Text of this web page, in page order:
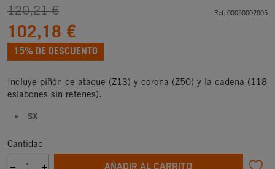
120,21 €
102,18 €
15% DE DESCUENTO
Ref: 00050002005
Incluye piñón de ataque (Z13) y corona (Z50) y la cadena (118
eslabones sin retenes).
SX
Cantidad